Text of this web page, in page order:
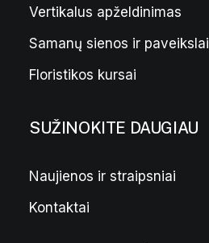
Vertikalus apželdinimas
Samanų sienos ir paveikslai
Floristikos kursai
SUŽINOKITE DAUGIAU
Naujienos ir straipsniai
Kontaktai